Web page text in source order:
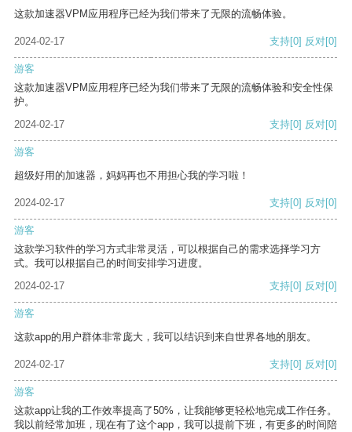
这款加速器VPM应用程序已经为我们带来了无限的流畅体验。
2024-02-17 支持[0] 反对[0]
游客
这款加速器VPM应用程序已经为我们带来了无限的流畅体验和安全性保
护。
2024-02-17
支持[0] 反对[0]
游客
超级好用的加速器，妈妈再也不用担心我的学习啦！
2024-02-17 支持[0] 反对[0]
游客
这款学习软件的学习方式非常灵活，可以根据自己的需求选择学习方
式。我可以根据自己的时间安排学习进度。
2024-02-17
支持[0] 反对[0]
游客
这款app的用户群体非常庞大，我可以结识到来自世界各地的朋友。
2024-02-17 支持[0] 反对[0]
游客
这款app让我的工作效率提高了50%，让我能够更轻松地完成工作任务。
我以前经常加班，现在有了这个app，我可以提前下班，有更多的时间陪